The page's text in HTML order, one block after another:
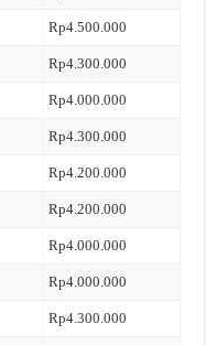
Rp4.500.000
Rp4.300.000
Rp4.000.000
Rp4.300.000
Rp4.200.000
Rp4.200.000
Rp4.000.000
Rp4.000.000
Rp4.300.000